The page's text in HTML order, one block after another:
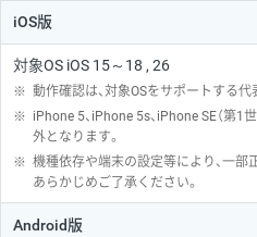
iOS版
対象OS iOS 15～18 , 26
※ 動作確認は、対象OSをサポートする
※ iPhone 5、iPhone 5s、iPhone SE（第1
外となります。
※ 機種依存や端末の設定等により、一部
あらかじめご了承ください。
Android版